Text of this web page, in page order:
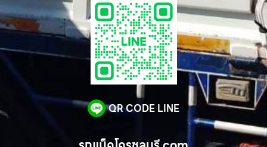
QR CODE LINE